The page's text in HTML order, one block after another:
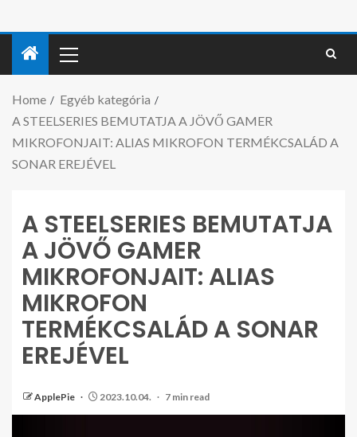
Home
Egyéb kategória
A STEELSERIES BEMUTATJA A JÖVŐ GAMER
MIKROFONJAIT: ALIAS MIKROFON TERMÉKCSALÁD A
SONAR EREJÉVEL
A STEELSERIES BEMUTATJA
A JÖVŐ GAMER
MIKROFONJAIT: ALIAS
MIKROFON
TERMÉKCSALÁD A SONAR
EREJÉVEL
ApplePie 2023.10.04. 7 min read